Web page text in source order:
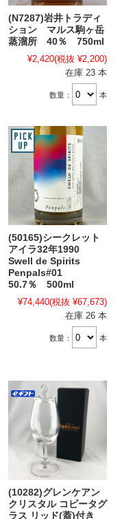
(N7287)岩井トラディ
ション マルス駒ヶ岳
蒸溜所 40％ 750ml
¥2,420(税抜 ¥2,200)
在庫 23 本
数量： 本
(50165)シークレット
アイラ32年1990
Swell de Spirits
Penpals#01
50.7％ 500ml
¥74,440(税抜 ¥67,673)
在庫 26 本
数量： 本
(10282)グレンケアン
クリスタル コピータグ
ラス リッド(蓋)付き